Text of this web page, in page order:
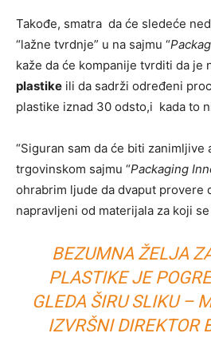
Takođe, smatra da će sledeće
“lažne tvrdnje” u na sajmu “
kaže da će kompanije tvrditi da je
plastike ili da sadrži određeni
plastike iznad 30 odsto,i kada to
“Siguran sam da će biti zanimljive
trgovinskom sajmu “Packaging
ohrabrim ljude da dvaput provere
napravljeni od materijala za koji
BEZUMNA ŽELJA
PLASTIKE JE
GLEDA ŠIRU SLIKU –
IZVRŠNI DIREKTOR